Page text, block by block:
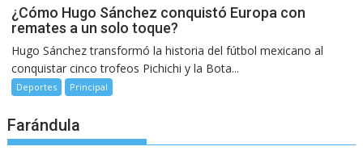
¿Cómo Hugo Sánchez conquistó Europa con
remates a un solo toque?
Hugo Sánchez transformó la historia del fútbol mexicano al
conquistar cinco trofeos Pichichi y la Bota...
Deportes Principal
Farándula